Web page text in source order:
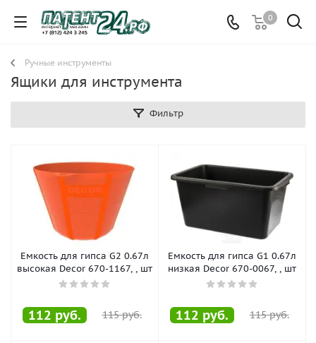
0
Ручные инструменты
Ящики для инструмента
Фильтр
Емкость для гипса G2 0.67л
высокая Decor 670-1167, , шт
112 руб. 115руб.
Емкость для гипса G1 0.67л
низкая Decor 670-0067, , шт
112 руб. 115руб.